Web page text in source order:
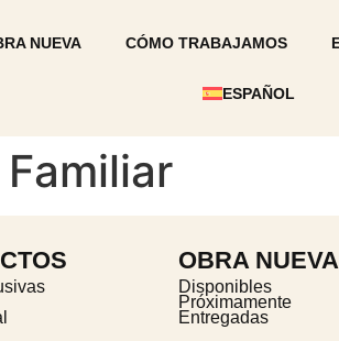
NUEVA CÓMO TRABAJAMOS
ESPAÑOL
OBRA NUEVA
Disponibles
Próximamente
Entregadas